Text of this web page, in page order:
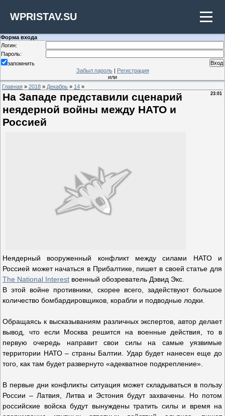
WPRISTAV.SU
Форма входа
Логин:
Пароль:
запомнить
Забыл пароль| Регистрация
или
Главная » 2018 » Декабрь » 14 »
23:01
На Западе представили сценарий
неядерной войны между НАТО и
Россией
Неядерный вооруженный конфликт между силами НАТО и
Россией может начаться в Прибалтике, пишет в своей статье для
The National Interest военный обозреватель Дэвид Экс.
В этой войне противники, скорее всего, задействуют большое
количество бомбардировщиков, корабли и подводные лодки.
Обращаясь к высказываниям различных экспертов, автор делает
вывод, что если Москва решится на военные действия, то в
первую очередь направит свои силы на самые уязвимые
территории НАТО – страны Балтии. Удар будет нанесен еще до
того, как там будет развернуто «адекватное подкрепление».
В первые дни конфликты ситуация может складываться в пользу
России – Латвия, Литва и Эстония будут захвачены. Но потом
российские войска будут вынуждены тратить силы и время на